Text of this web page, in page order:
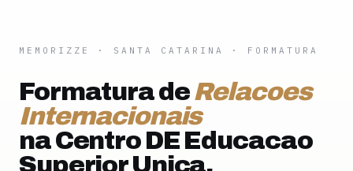
MEMORIZZE · SANTA CATARINA · FORMATURA
Formatura deRelacoes
Internacionais
na Centro DE Educacao
Superior Unica.